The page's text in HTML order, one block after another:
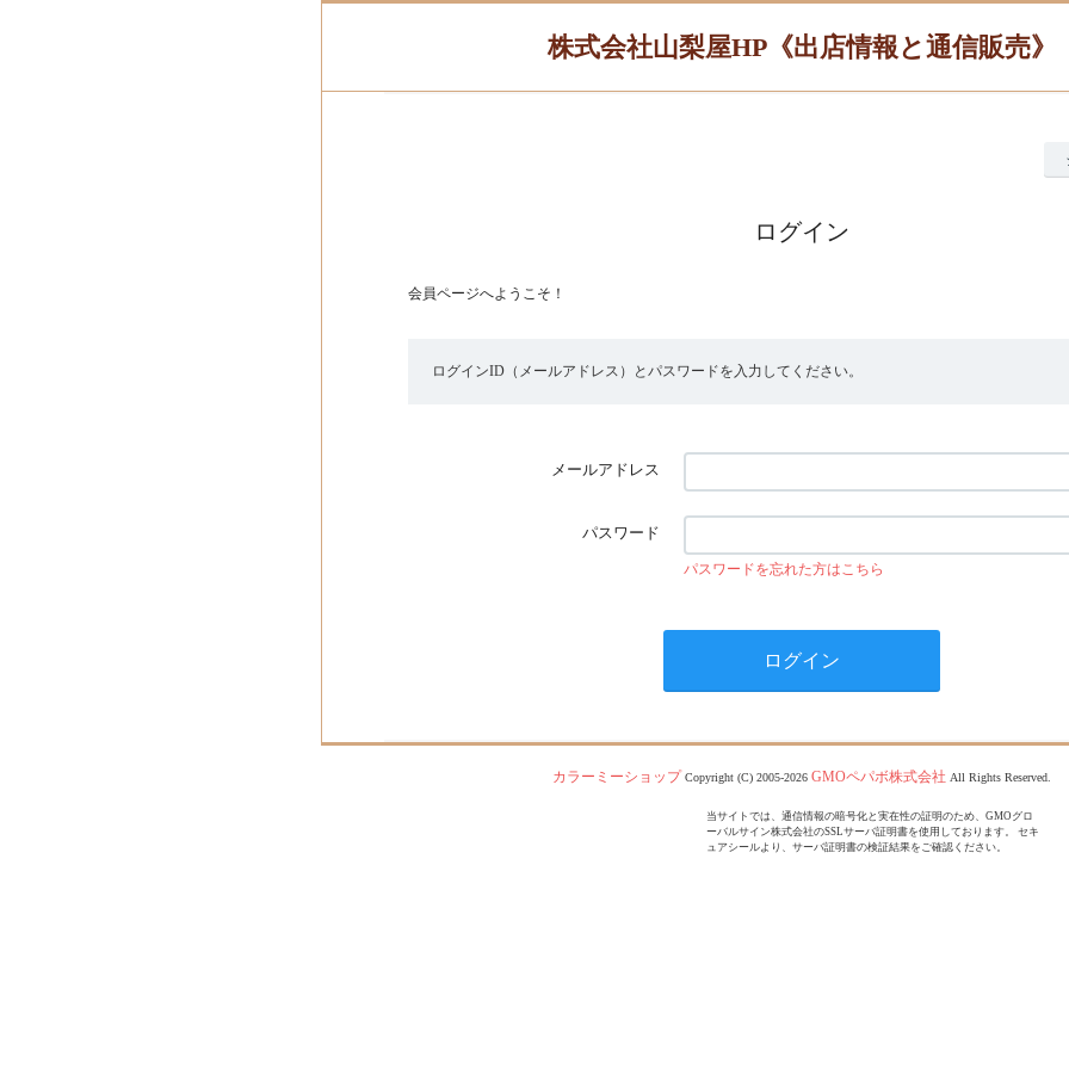
株式会社山梨屋HP《出店情報と通信販売》
ログイン
会員ページへようこそ！
ログインID（メールアドレス）とパスワードを入力してください。
メールアドレス
パスワード
パスワードを忘れた方はこちら
カラーミーショップ Copyright (C) 2005-2026 GMOペパボ株式会社 All Rights Reserved.
当サイトでは、通信情報の暗号化と実在性の証明のため、GMOグロ
ーバルサイン株式会社のSSLサーバ証明書を使用しております。 セキ
ュアシールより、サーバ証明書の検証結果をご確認ください。